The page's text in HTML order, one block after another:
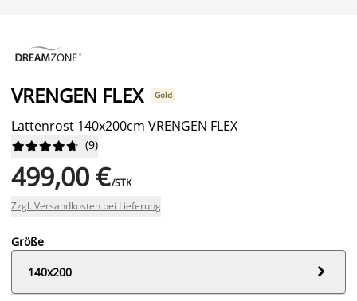
VRENGEN FLEX Gold
Lattenrost 140x200cm VRENGEN FLEX





 (9)
499,00 €/STK
Zzgl. Versandkosten bei Lieferung
Größe
140x200
